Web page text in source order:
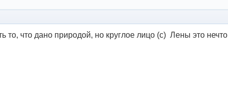
то, что дано природой, но круглое лицо (с) Лены это нечто